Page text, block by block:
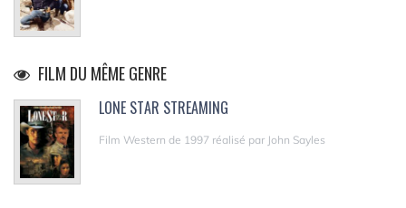
FILM DU MÊME GENRE
LONE STAR STREAMING
Film Western de 1997 réalisé par John Sayles